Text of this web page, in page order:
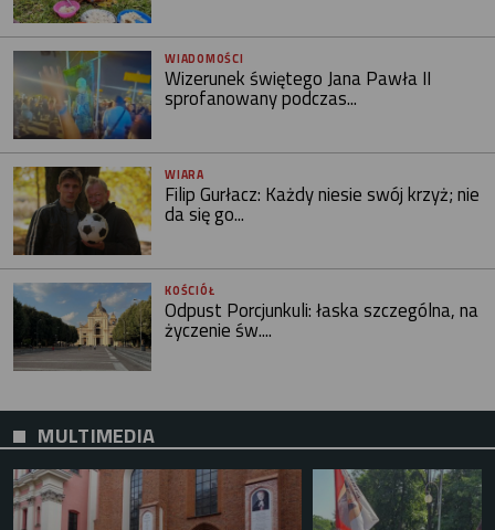
WIADOMOŚCI
Wizerunek świętego Jana Pawła II
sprofanowany podczas...
WIARA
Filip Gurłacz: Każdy niesie swój krzyż; nie
da się go...
KOŚCIÓŁ
Odpust Porcjunkuli: łaska szczególna, na
życzenie św....
MULTIMEDIA